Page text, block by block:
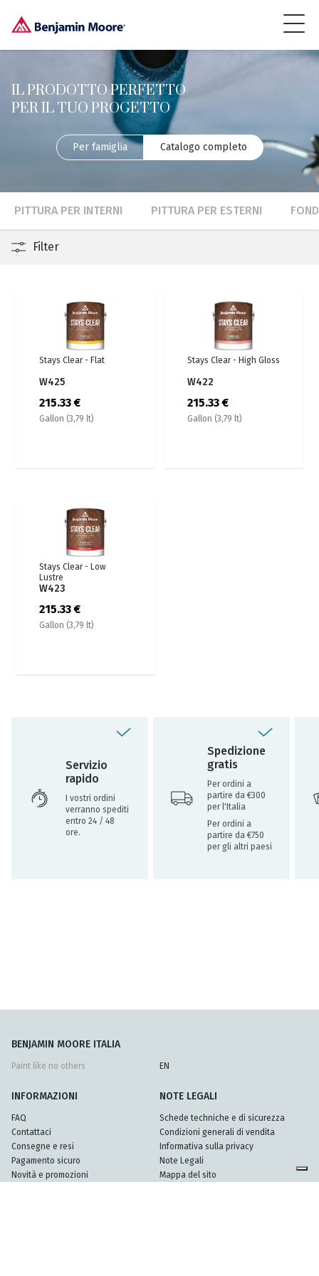
IL PRODOTTO PERFETTO
PER IL TUO PROGETTO
Per famiglia Catalogo completo
PITTURA PER INTERNI PITTURA PER ESTERNI
Filter
Stays Clear - Flat
W425
215.33 €
Gallon (3,79 lt)
Stays Clear - High Gloss
W422
215.33 €
Gallon (3,79 lt)
Stays Clear - Low
Lustre
W423
215.33 €
Gallon (3,79 lt)
Servizio
rapido
I vostri ordini
verranno spediti
entro 24 / 48
ore.
Spedizione
gratis
Per ordini a
partire da €300
per l'Italia
Per ordini a
partire da €750
per gli altri paesi
BENJAMIN MOORE ITALIA
Paint like no others EN
INFORMAZIONI
FAQ
Contattaci
Consegne e resi
Pagamento sicuro
Novità e promozioni
NOTE LEGALI
Schede techniche e di sicurezza
Condizioni generali di vendita
Informativa sulla privacy
Note Legali
Mappa del sito